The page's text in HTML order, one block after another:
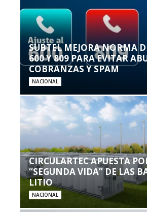
SUBTEL MEJORA NORMA
600 Y 809 PARA EVITAR
COBRANZAS Y SPAM
NACIONAL
CIRCULARTEC APUESTA
“SEGUNDA VIDA” DE LAS
LITIO
NACIONAL